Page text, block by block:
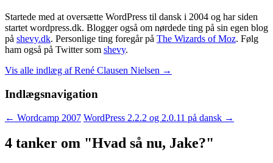
Startede med at oversætte WordPress til dansk i 2004 og har siden
startet wordpress.dk. Blogger også om nørdede ting på sin egen blog
på shevy.dk. Personlige ting foregår på The Wizards of Moz. Følg
ham også på Twitter som shevy.
Vis alle indlæg af René Clausen Nielsen →
Indlægsnavigation
← Wordcamp 2007 WordPress 2.2.2 og 2.0.11 på dansk →
4 tanker om "Hvad så nu, Jake?"